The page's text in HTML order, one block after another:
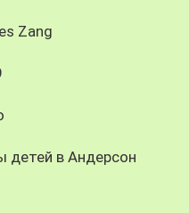
Zang
детей в Андерсон